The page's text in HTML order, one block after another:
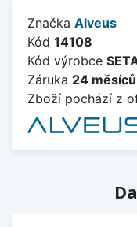
Značka Alveus
Kód 14108
Kód výrobce
Záruka 24 měsíců
Zboží pochází z